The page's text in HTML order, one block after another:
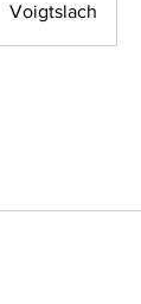
Voigtslach